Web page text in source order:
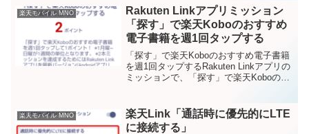
楽天モバイル MNO
Rakuten Linkアプリミッション
「探す」で楽天Koboのおすすめ
電子書籍を週1回タップする
「探す」で楽天Koboのおすすめ電子書籍
を週1回タップするRakuten Linkアプリの
ミッションで、「探す」で楽天Koboのお
どうやればミッション達成となるの
か、...
楽天モバイル MNO
楽天Link「通話時に優先的にLTE
に接続する」